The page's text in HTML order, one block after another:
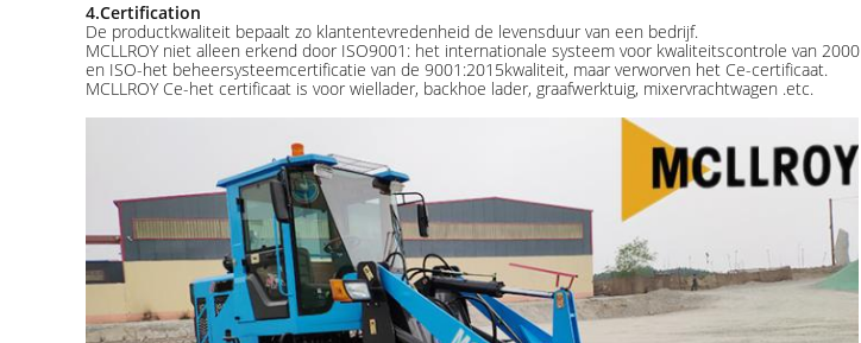
4.Certification
De productkwaliteit bepaalt zo klantentevredenheid de levensduur van een bedrijf.
MCLLROY niet alleen erkend door ISO9001: het internationale systeem voor kwaliteitscontrole van 2000
en ISO-het beheersysteemcertificatie van de 9001:2015kwaliteit, maar verworven het Ce-certificaat.
MCLLROY Ce-het certificaat is voor wiellader, backhoe lader, graafwerktuig, mixervrachtwagen .etc.